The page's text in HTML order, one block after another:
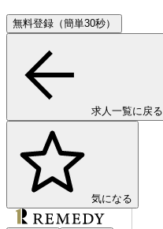
無料登録（簡単30秒）
求人一覧に戻る
気になる